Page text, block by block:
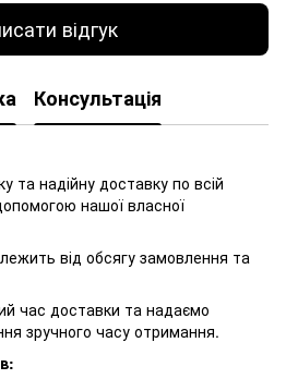
відгук
Консультація
та надійну доставку по всій
нашої власної
від обсягу замовлення та
час доставки та надаємо
зручного часу отримання.